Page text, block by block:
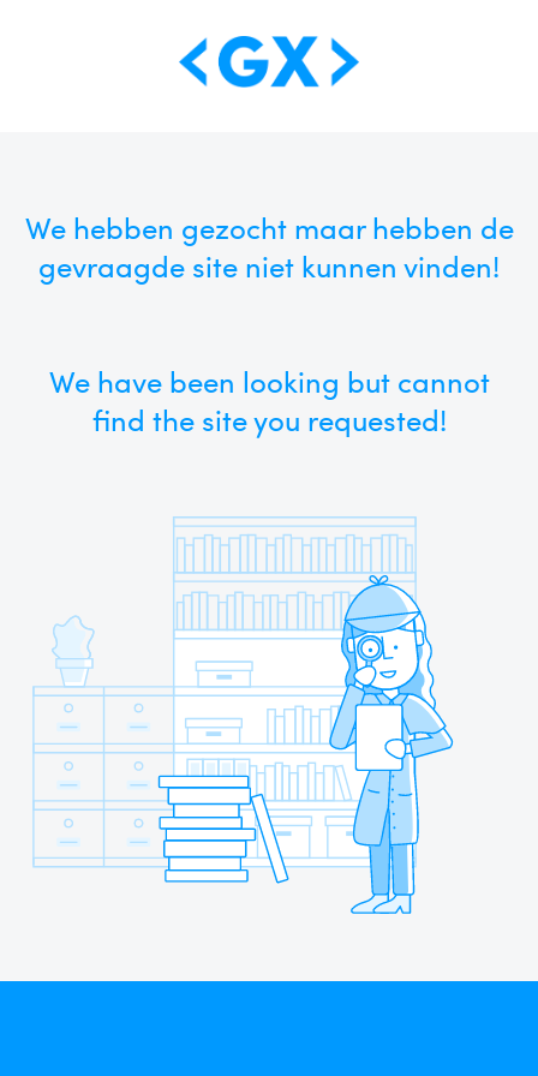
We hebben gezocht maar hebben de
gevraagde site niet kunnen vinden!
We have been looking but cannot
find the site you requested!